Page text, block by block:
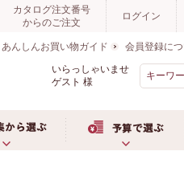
カタログ注文番号
からのご注文
ログイン
あんしんお買い物ガイド 会員登録に
いらっしゃいませ
ゲスト 様